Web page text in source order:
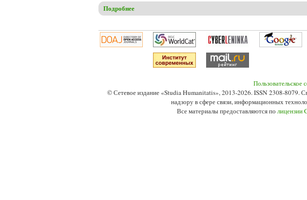
Подробнее
Пользовательское
© Сетевое издание «Studia Humanitatis», 2013-2026. ISSN 2308-
надзору в сфере связи, информационных
Все материалы предоставляются по лицензии